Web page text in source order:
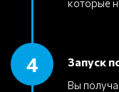
которые
4 Запуск
Вы